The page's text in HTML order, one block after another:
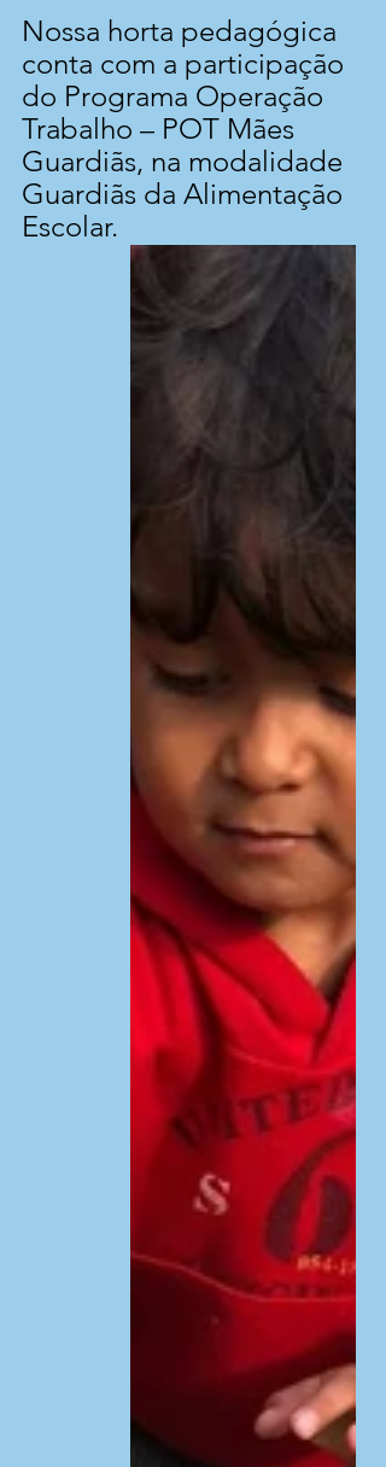
Nossa horta pedagógica
conta com a participação
do Programa Operação
Trabalho – POT Mães
Guardiãs, na modalidade
Guardiãs da Alimentação
Escolar.